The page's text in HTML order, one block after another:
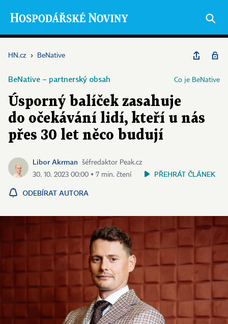
HN.cz › BeNative
BeNative – partnerský obsah Co je BeNative
Úsporný balíček zasahuje
do očekávání lidí, kteří u nás
přes 30 let něco budují
Libor Akrman
šéfredaktor Peak.cz
30. 10. 2023 00:00 ▪ 7 min. čtení
PŘEHRÁT ČLÁNEK
ODEBÍRAT AUTORA